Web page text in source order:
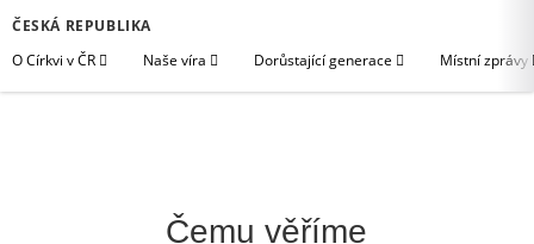
ČESKÁ REPUBLIKA
O Církvi v ČR
Naše víra Dorůstající generace Místní zprávy
Čemu věříme